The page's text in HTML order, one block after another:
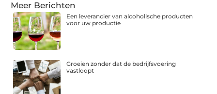
Meer Berichten
Een leverancier van alcoholische producten
voor uw productie
Groeien zonder dat de bedrijfsvoering
vastloopt